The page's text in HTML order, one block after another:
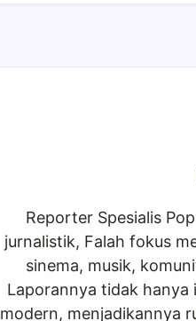
Reporter Spesialis
jurnalistik, Falah fokus
sinema, musik,
Laporannya tidak
modern, menjadikannya